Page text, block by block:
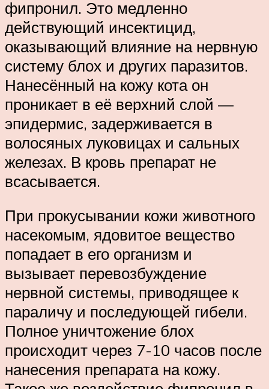
фипронил. Это медленно
действующий инсектицид,
оказывающий влияние на нервную
систему блох и других паразитов.
Нанесённый на кожу кота он
проникает в её верхний слой —
эпидермис, задерживается в
волосяных луковицах и сальных
железах. В кровь препарат не
всасывается.
При прокусывании кожи животного
насекомым, ядовитое вещество
попадает в его организм и
вызывает перевозбуждение
нервной системы, приводящее к
параличу и последующей гибели.
Полное уничтожение блох
происходит через 7-10 часов после
нанесения препарата на кожу.